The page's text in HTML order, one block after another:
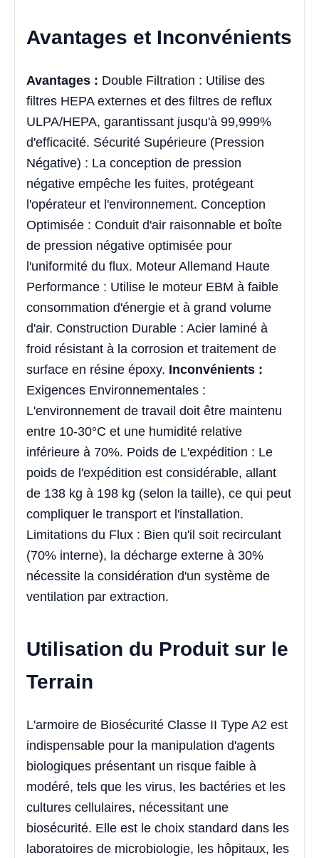
Avantages et Inconvénients
Avantages : Double Filtration : Utilise des
filtres HEPA externes et des filtres de reflux
ULPA/HEPA, garantissant jusqu'à 99,999%
d'efficacité. Sécurité Supérieure (Pression
Négative) : La conception de pression
négative empêche les fuites, protégeant
l'opérateur et l'environnement. Conception
Optimisée : Conduit d'air raisonnable et boîte
de pression négative optimisée pour
l'uniformité du flux. Moteur Allemand Haute
Performance : Utilise le moteur EBM à faible
consommation d'énergie et à grand volume
d'air. Construction Durable : Acier laminé à
froid résistant à la corrosion et traitement de
surface en résine époxy. Inconvénients :
Exigences Environnementales :
L'environnement de travail doit être maintenu
entre 10-30°C et une humidité relative
inférieure à 70%. Poids de L'expédition : Le
poids de l'expédition est considérable, allant
de 138 kg à 198 kg (selon la taille), ce qui peut
compliquer le transport et l'installation.
Limitations du Flux : Bien qu'il soit recirculant
(70% interne), la décharge externe à 30%
nécessite la considération d'un système de
ventilation par extraction.
Utilisation du Produit sur le
Terrain
L'armoire de Biosécurité Classe II Type A2 est
indispensable pour la manipulation d'agents
biologiques présentant un risque faible à
modéré, tels que les virus, les bactéries et les
cultures cellulaires, nécessitant une
biosécurité. Elle est le choix standard dans les
laboratoires de microbiologie, les hôpitaux, les